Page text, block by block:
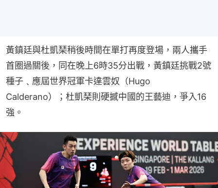
黃鎮廷與杜凱琹稍後時間在單打再度登場，兩人攜手
首圈過關後，同在晚上6時35分出戰，黃鎮廷挑戰2號
種子﹑應屆世界冠軍卡達雲奴（Hugo
Calderano）；杜凱琹則硬撼中國的王藝迪，爭入16
強。